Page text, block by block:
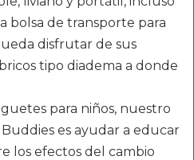
bolsa de transporte para
disfrutar de sus
tipo diadema a donde
para niños, nuestro
es ayudar a educar
los efectos del cambio